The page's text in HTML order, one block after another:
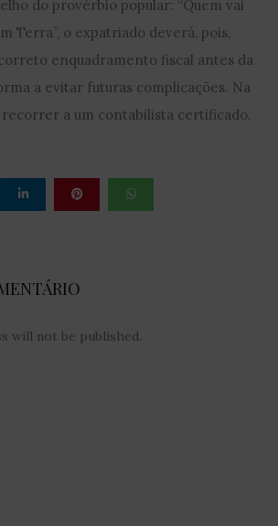
do provérbio popular: “Quem vai
Terra”, o expatriado deverá, pois,
enquadramento fiscal antes da
a evitar futuras complicações. Na
recorrer a um contabilista certificado.
will not be published.